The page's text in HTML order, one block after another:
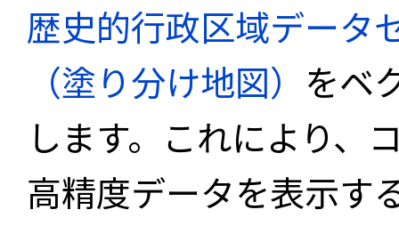
歴史的行政区域データ
（塗り分け地図） をベ
します。これにより、
高精度データを表示す